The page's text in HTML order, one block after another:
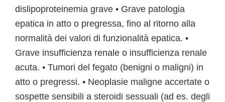
dislipoproteinemia grave • Grave patologia
epatica in atto o pregressa, fino al ritorno alla
normalità dei valori di funzionalità epatica. •
Grave insufficienza renale o insufficienza renale
acuta. • Tumori del fegato (benigni o maligni) in
atto o pregressi. • Neoplasie maligne accertate o
sospette sensibili a steroidi sessuali (ad es. degli